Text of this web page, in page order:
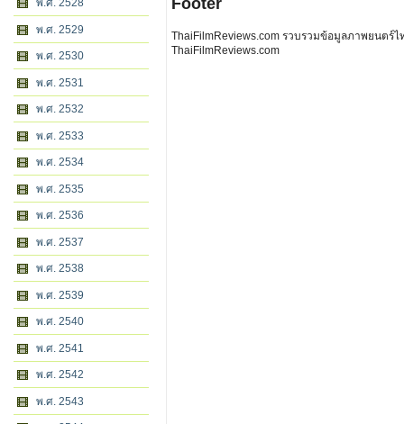
พ.ศ. 2528
พ.ศ. 2529
พ.ศ. 2530
พ.ศ. 2531
พ.ศ. 2532
พ.ศ. 2533
พ.ศ. 2534
พ.ศ. 2535
พ.ศ. 2536
พ.ศ. 2537
พ.ศ. 2538
พ.ศ. 2539
พ.ศ. 2540
พ.ศ. 2541
พ.ศ. 2542
พ.ศ. 2543
Footer
ThaiFilmReviews.com รวบรวมข้อมูลภาพยนตร์
ThaiFilmReviews.com